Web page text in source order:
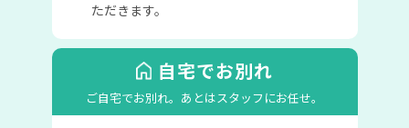
ただきます。
自宅でお別れ
ご自宅でお別れ。 あとはスタッフにお任せ。